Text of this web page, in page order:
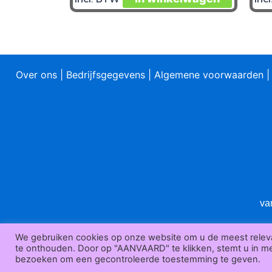
product
Deze
Over ons Bedrijfsgegevens Algemene voorwaarden
We gebruiken cookies op onze website om u de meest
te onthouden. Door op "AANVAARD" te klikken, stemt u in
bezoeken om een gecontroleerde toestemming te geven.